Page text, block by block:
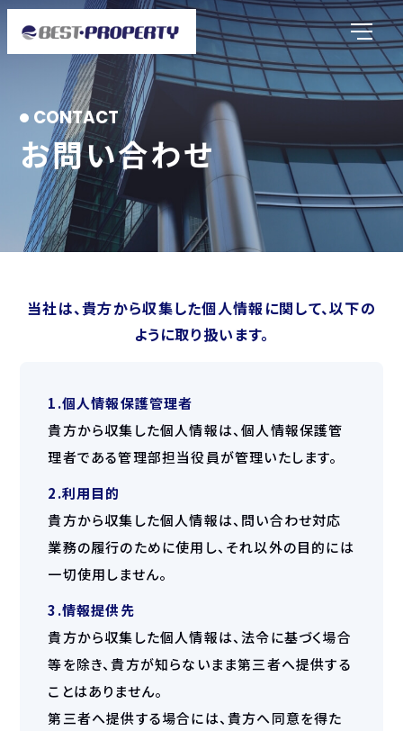
お問い合わせ
当社は、貴方から収集した個人情報に関して、以下の
ように取り扱います。
1.個人情報保護管理者
貴方から収集した個人情報は、個人情報保護管
理者である管理部担当役員が管理いたします。
2.利用目的
貴方から収集した個人情報は、問い合わせ対応
業務の履行のために使用し、それ以外の目的には
一切使用しません。
3.情報提供先
貴方から収集した個人情報は、法令に基づく場合
等を除き、貴方が知らないまま第三者へ提供する
ことはありません。
第三者へ提供する場合には、貴方へ同意を得た